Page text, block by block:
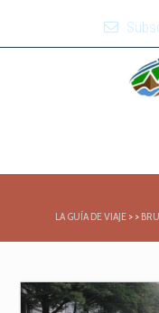
LA GUÍA DE VIAJE> >